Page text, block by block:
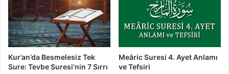
Kur’an’da Besmelesiz Tek
Sure: Tevbe Suresi’nin 7 Sırrı
Meâric Suresi 4. Ayet Anlamı
ve Tefsiri